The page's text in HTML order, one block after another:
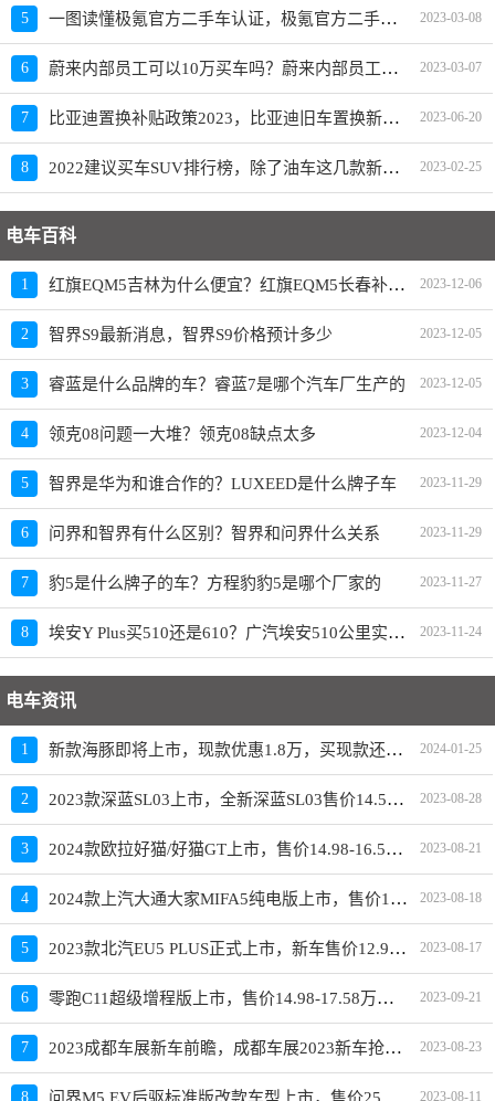
5 一图读懂极氪官方二手车认证，极氪官方二手车入口上线 2023-03-08
6 蔚来内部员工可以10万买车吗？蔚来内部员工爆料 2023-03-07
7 比亚迪置换补贴政策2023，比亚迪旧车置换新车价格表 2023-06-20
8 2022建议买车SUV排行榜，除了油车这几款新能源SUV也建议买 2023-02-25
电车百科
1 红旗EQM5吉林为什么便宜？红旗EQM5长春补贴政策 2023-12-06
2 智界S9最新消息，智界S9价格预计多少 2023-12-05
3 睿蓝是什么品牌的车？睿蓝7是哪个汽车厂生产的 2023-12-05
4 领克08问题一大堆？领克08缺点太多 2023-12-04
5 智界是华为和谁合作的？LUXEED是什么牌子车 2023-11-29
6 问界和智界有什么区别？智界和问界什么关系 2023-11-29
7 豹5是什么牌子的车？方程豹豹5是哪个厂家的 2023-11-27
8 埃安Y Plus买510还是610？广汽埃安510公里实际跑多远 2023-11-24
电车资讯
1 新款海豚即将上市，现款优惠1.8万，买现款还是再等等 2024-01-25
2 2023款深蓝SL03上市，全新深蓝SL03售价14.59-19.19万元 2023-08-28
3 2024款欧拉好猫/好猫GT上市，售价14.98-16.58万元 2023-08-21
4 2024款上汽大通大家MIFA5纯电版上市，售价19.98-23.28万元 2023-08-18
5 2023款北汽EU5 PLUS正式上市，新车售价12.99-15.59万元 2023-08-17
6 零跑C11超级增程版上市，售价14.98-17.58万元，换装1.5L四缸增程器 2023-09-21
7 2023成都车展新车前瞻，成都车展2023新车抢先看 2023-08-23
8 2023-08-11